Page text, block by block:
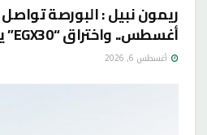
ريمون نبيل : البورصة
أغسطس.. واختراق “EGX30” يعزز القوة الشرائية
أغسطس 6, 2026